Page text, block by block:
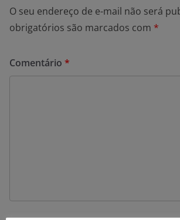
O seu endereço de e-mail não será
obrigatórios são marcados com *
Comentário *